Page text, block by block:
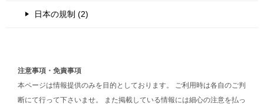
日本の規制 (2)
注意事項・免責事項
本ページは情報提供のみを目的としております。 ご利用時は各自のご判
断にて行って下さいませ。 また掲載している情報には細心の注意を払っ